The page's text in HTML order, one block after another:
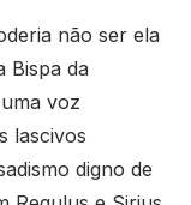
não ser ela
Bispa da
voz
lascivos
digno de